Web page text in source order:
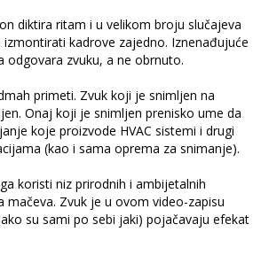
diktira ritam i u velikom broju slučajeva
kadrove zajedno. Iznenađujuće
zvuku, a ne obrnuto.
primeti. Zvuk koji je snimljen na
Onaj koji je snimljen prenisko ume da
koje proizvode HVAC sistemi i drugi
(kao i sama oprema za snimanje).
koristi niz prirodnih i ambijetalnih
Zvuk je u ovom video-zapisu
su sami po sebi jaki) pojačavaju efekat